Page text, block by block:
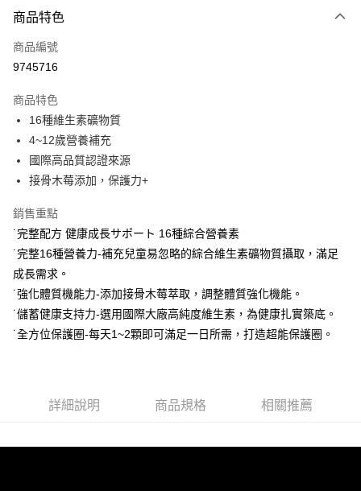
大哥付你分期
【大哥付你分期使用說明】
1.本服務由台灣大哥大提供，台灣大哥大用戶可立即使用無須另外申請。
流程，驗證手機門號後，選擇欲分期的期數、繳款截止日，確認付款後即完
成交易。
3.實際核准額度、可分期數及費用金額請依後續交易確認頁面所載為準。
4.訂單成立30分鐘內，如未前往確認交易或遇審核未通過，訂單將自動取
法說明評估內容。
【繳款方式說明】
醒簡訊。
帳／街口支付／iPASS MONEY」等通路繳費。
【注意事項】
1.本服務係由「台灣大哥大股份有限公司」（以下簡稱本公司）所提供，讓
用戶於交易時，得透過本服務購買商品或服務，並由商店將買賣／分期付款
買賣價金債權讓與本公司後，依約使用本公司帳單繳交帳款。
資料（包含姓名、電話或地址）提供予台灣大哥大進項蒐集、處理及利用，
AFTEE先享後付
【關於「AFTEE先享後付」】
AFTEE先享後付是「在收到商品之後才付款」的支付方式。 讓您購物簡單
便利好安心！
１．簡單：不需註冊會員、不需綁卡、不需儲值。
２．便利：只要手機號碼，簡訊認證，即可結帳。
３．安心：先確認商品／服務後，再付款。
１．於結帳方式選擇「AFTEE先享後付」後，將跳轉至「AFTEE先享後付」
結帳頁面，進行簡訊認證並確認金額後，即可完成結帳。
３．收到繳費通知簡訊後14天內，點擊此簡訊中的連結，可透過四大超商／
ATM／網路銀行／等多元方式進行付款，方視為交易完成。
※ 請注意：結帳手續完成當下不需立刻繳費，但若您需要取消訂單，請聯絡
購買商品的店家。未經商家同意取消之訂單仍視為有效，需透過AFTEE先享
後付繳納相關費用。
※ 交易是否成功請以「AFTEE先享後付 」之結帳頁面顯示為準，若有關於
１．透過由恩沛科技股份有限公司提供之「AFTEE先享後付」服務完成之交
２．關於個人資料處理事宜，請瀏覽以下網址：
ATM付款
全家取貨付款
7-11取貨付款
每筆NT$65，滿NT$1,300(含以上)免運費
宅配
每筆NT$85，滿NT$1,300(含以上)免運費
商品特色
商品編號
9745716
商品特色
16種維生素礦物質
4~12歲營養補充
國際高品質認證來源
接骨木莓添加，保護力+
銷售重點
˙完整配方 健康成長サポート 16種綜合營養素
˙完整16種營養力-補充兒童易忽略的綜合維生素礦物質攝取，滿足
成長需求。
˙強化體質機能力-添加接骨木莓萃取，調整體質強化機能。
˙儲蓄健康支持力-選用國際大廠高純度維生素，為健康扎實築底。
˙全方位保護圈-每天1~2顆即可滿足一日所需，打造超能保護圈。
詳細說明 商品規格 相關推薦